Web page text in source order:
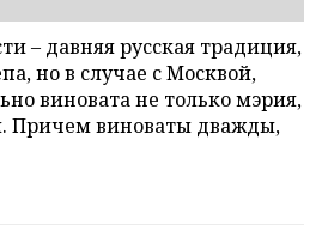
– давняя русская традиция,
но в случае с Москвой,
виновата не только мэрия,
Причем виноваты дважды,